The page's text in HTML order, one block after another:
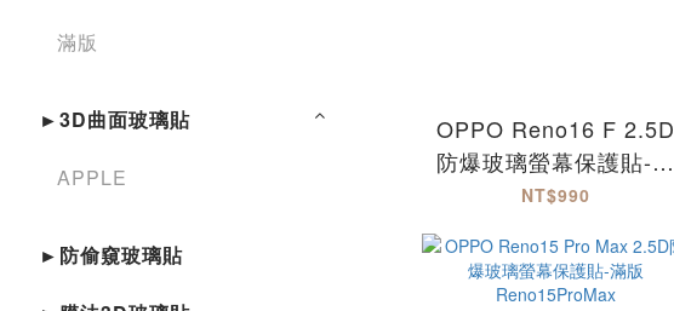
滿版
►3D曲面玻璃貼
APPLE
►防偷窺玻璃貼
OPPO Reno16 F 2.5D
防爆玻璃螢幕保護貼-滿
版 Reno16F
NT$990